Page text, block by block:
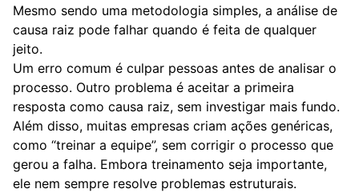
Mesmo sendo uma metodologia simples, a análise de
causa raiz pode falhar quando é feita de qualquer
jeito.
Um erro comum é culpar pessoas antes de analisar o
processo. Outro problema é aceitar a primeira
resposta como causa raiz, sem investigar mais fundo.
Além disso, muitas empresas criam ações genéricas,
como “treinar a equipe”, sem corrigir o processo que
gerou a falha. Embora treinamento seja importante,
ele nem sempre resolve problemas estruturais.